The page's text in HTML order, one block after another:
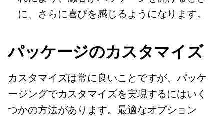
に、さらに喜びを感じるようになります。
パッケージのカスタマイズ
カスタマイズは常に良いことですが、パッケ
ージングでカスタマイズを実現するにはいく
つかの方法があります。最適なオプション